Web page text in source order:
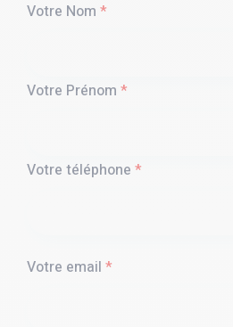
Votre Nom *
Votre Prénom *
Votre téléphone *
Votre email *